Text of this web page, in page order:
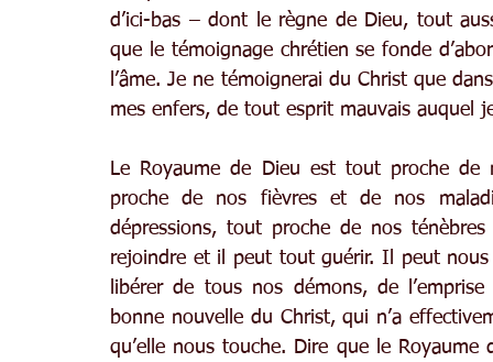
d’ici-bas – dont le règne de Dieu, tout
que le témoignage chrétien se fonde
l’âme. Je ne témoignerai du Christ que
mes enfers, de tout esprit mauvais auquel
Le Royaume de Dieu est tout proche
proche de nos fièvres et de nos
dépressions, tout proche de nos
rejoindre et il peut tout guérir. Il peut
libérer de tous nos démons, de
bonne nouvelle du Christ, qui n’a
qu’elle nous touche. Dire que le Royaume